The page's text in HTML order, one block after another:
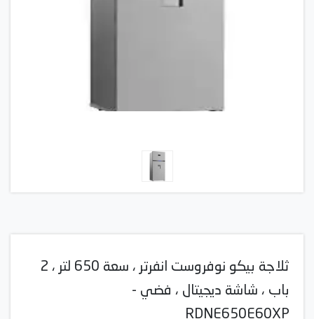
ثلاجة بيكو نوفروست انفرتر ، سعة 650 لتر ، 2
باب ، شاشة ديجيتال ، فضي -
RDNE650E60XP